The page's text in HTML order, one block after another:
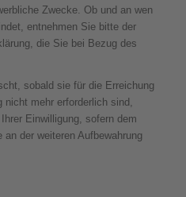
Zwecke. Ob und an wen
entnehmen Sie bitte der
die Sie bei Bezug des
sobald sie für die Erreichung
nicht mehr erforderlich sind,
Einwilligung, sofern dem
der weiteren Aufbewahrung